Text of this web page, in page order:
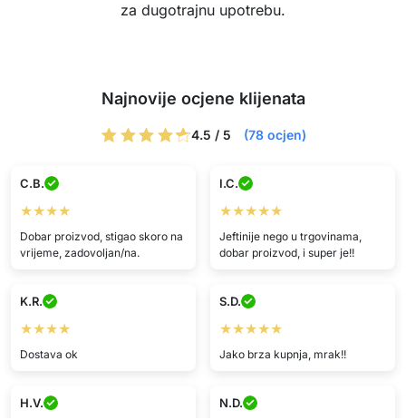
za dugotrajnu upotrebu.
Najnovije ocjene klijenata
4.5 / 5 (78 ocjen)
C.B.
★★★★
Dobar proizvod, stigao skoro na
vrijeme, zadovoljan/na.
I.C.
★★★★★
Jeftinije nego u trgovinama,
dobar proizvod, i super je!!
K.R.
★★★★
Dostava ok
S.D.
★★★★★
Jako brza kupnja, mrak!!
H.V. N.D.